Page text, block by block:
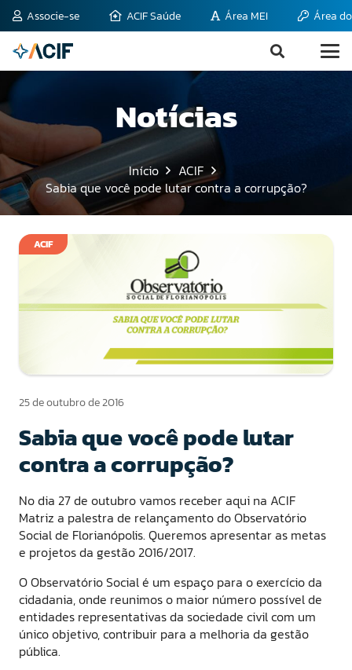
Associe-se ACIF Saúde Área MEI Área
Notícias
Início
ACIF
Sabia que você pode lutar contra a corrupção?
ACIF
25 de outubro de 2016
Sabia que você pode lutar
contra a corrupção?
No dia 27 de outubro vamos receber aqui na ACIF
Matriz a palestra de relançamento do Observatório
Social de Florianópolis. Queremos apresentar as metas
e projetos da gestão 2016/2017.
O Observatório Social é um espaço para o exercício da
cidadania, onde reunimos o maior número possível de
entidades representativas da sociedade civil com um
único objetivo, contribuir para a melhoria da gestão
pública.